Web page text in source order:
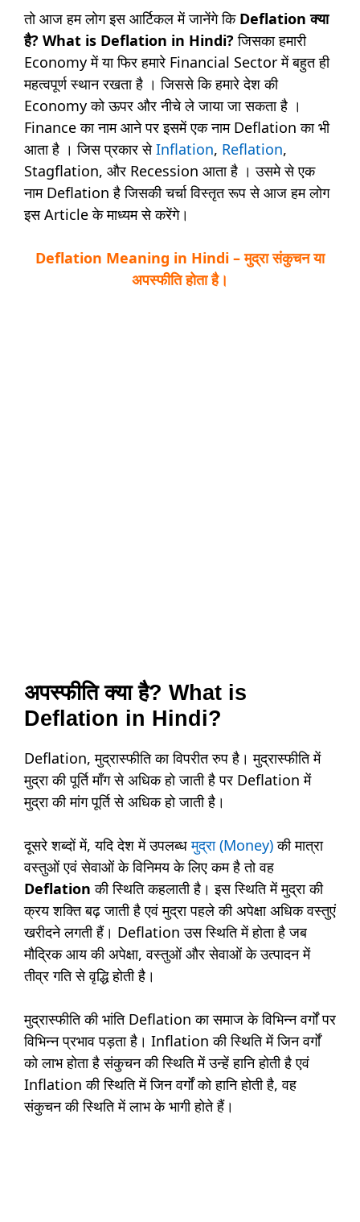
तो आज हम लोग इस आर्टिकल में जानेंगे कि Deflation क्या
है? What is Deflation in Hindi? जिसका हमारी
Economy में या फिर हमारे Financial Sector में बहुत ही
महत्वपूर्ण स्थान रखता है । जिससे कि हमारे देश की
Economy को ऊपर और नीचे ले जाया जा सकता है ।
Finance का नाम आने पर इसमें एक नाम Deflation का भी
आता है । जिस प्रकार सेInflation, Reflation,
Stagflation, और Recession आता है । उसमे से एक
नाम Deflation है जिसकी चर्चा विस्तृत रूप से आज हम लोग
इस Article के माध्यम से करेंगे।
Deflation Meaning in Hindi – मुद्रा संकुचन या
अपस्फीति होता है।
अपस्फीति क्या है? What is
Deflation in Hindi?
Deflation, मुद्रास्फीति का विपरीत रुप है। मुद्रास्फीति में
मुद्रा की पूर्ति माँग से अधिक हो जाती है पर Deflation में
मुद्रा की मांग पूर्ति से अधिक हो जाती है।
दूसरे शब्दों में, यदि देश में उपलब्धमुद्रा (Money)की मात्रा
वस्तुओं एवं सेवाओं के विनिमय के लिए कम है तो वह
Deflation की स्थिति कहलाती है। इस स्थिति में मुद्रा की
क्रय शक्ति बढ़ जाती है एवं मुद्रा पहले की अपेक्षा अधिक वस्तुएं
खरीदने लगती हैं। Deflation उस स्थिति में होता है जब
मौद्रिक आय की अपेक्षा, वस्तुओं और सेवाओं के उत्पादन में
तीव्र गति से वृद्धि होती है।
मुद्रास्फीति की भांति Deflation का समाज के विभिन्न वर्गों पर
विभिन्न प्रभाव पड़ता है। Inflation की स्थिति में जिन वर्गों
को लाभ होता है संकुचन की स्थिति में उन्हें हानि होती है एवं
Inflation की स्थिति में जिन वर्गों को हानि होती है, वह
संकुचन की स्थिति में लाभ के भागी होते हैं।